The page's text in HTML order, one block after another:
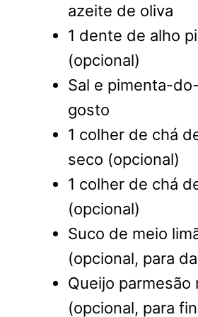
azeite de oliva
1 dente de alho
(opcional)
Sal e pimenta-
gosto
1 colher de chá
seco (opcional)
1 colher de chá
(opcional)
Suco de meio
(opcional, para
Queijo parmesão
(opcional, para